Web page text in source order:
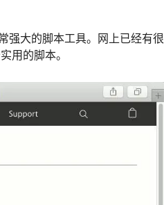
强大的脚本工具。网上已经有很
用的脚本。